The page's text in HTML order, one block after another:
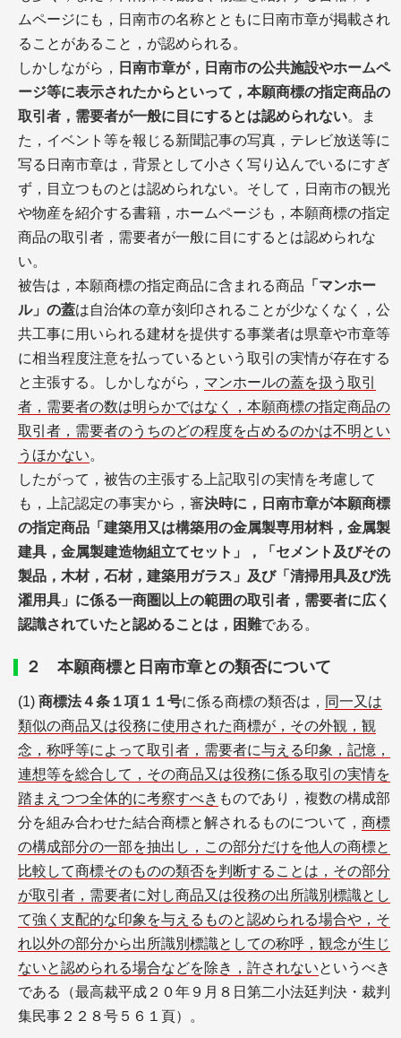
ムページにも，日南市の名称とともに日南市章が掲載され
ることがあること，が認められる。
しかしながら，
日南市章が，日南市の公共施設やホームペ
ージ等に表示されたからといって，本願商標の指定商品の
取引者，需要者が一般に目にするとは認められない。ま
た，イベント等を報じる新聞記事の写真，テレビ放送等に
写る日南市章は，背景として小さく写り込んでいるにすぎ
ず，目立つものとは認められない。そして，日南市の観光
や物産を紹介する書籍，ホームページも，本願商標の指定
商品の取引者，需要者が一般に目にするとは認められな
い。
被告は，本願商標の指定商品に含まれる商品 「マンホー
ル」の蓋は自治体の章が刻印されることが少なくなく，公
共工事に用いられる建材を提供する事業者は県章や市章等
に相当程度注意を払っているという取引の実情が存在する
と主張する。しかしながら， マンホールの蓋を扱う取引
者，需要者の数は明らかではなく，本願商標の指定商品の
取引者，需要者のうちのどの程度を占めるのかは不明とい
うほかない。
したがって，被告の主張する上記取引の実情を考慮して
も，上記認定の事実から，審決時に，日南市章が本願商標
の指定商品「建築用又は構築用の金属製専用材料，金属製
建具，金属製建造物組立てセット」，「セメント及びその
製品，木材，石材，建築用ガラス」及び「清掃用具及び洗
濯用具」に係る一商圏以上の範囲の取引者，需要者に広く
認識されていたと認めることは，困難である。
２ 本願商標と日南市章との類否について
(1) 商標法４条１項１１号に係る商標の類否は， 同一又は
類似の商品又は役務に使用された商標が，その外観，観
念，称呼等によって取引者，需要者に与える印象，記憶，
連想等を総合して，その商品又は役務に係る取引の実情を
踏まえつつ全体的に考察すべき ものであり，複数の構成部
分を組み合わせた結合商標と解されるものについて， 商標
の構成部分の一部を抽出し，この部分だけを他人の商標と
比較して商標そのものの類否を判断することは，その部分
が取引者，需要者に対し商品又は役務の出所識別標識とし
て強く支配的な印象を与えるものと認められる場合や，そ
れ以外の部分から出所識別標識としての称呼，観念が生じ
ないと認められる場合などを除き，許されないというべき
である（最高裁平成２０年９月８日第二小法廷判決・裁判
集民事２２８号５６１頁）。